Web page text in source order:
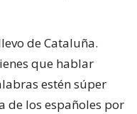
de Cataluña.
que hablar
estén súper
de los españoles por